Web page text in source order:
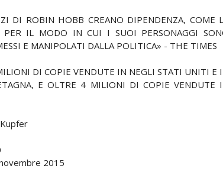
DI ROBIN HOBB CREANO DIPENDENZA, COME
PER IL MODO IN CUI I SUOI PERSONAGGI
E MANIPOLATI DALLA POLITICA» - THE TIMES
DI COPIE VENDUTE IN NEGLI STATI UNITI E
E OLTRE 4 MILIONI DI COPIE VENDUTE
2015